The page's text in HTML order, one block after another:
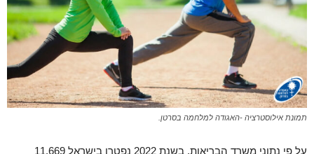
תמונת אילוסטרציה -האגודה למלחמה בסרטן.
על פי נתוני משרד הבריאות, בשנת 2022 נפטרו בישראל 11,669